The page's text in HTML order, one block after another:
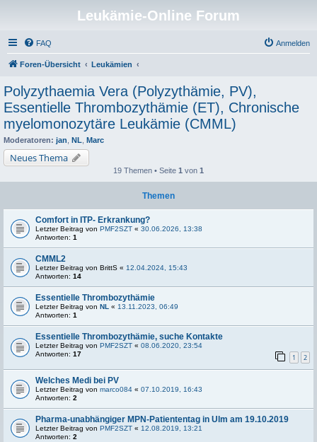
Leukämie-Online Forum
FAQ Anmelden
Foren-Übersicht Leukämien
Polyzythaemia Vera (Polyzythämie, PV),
Essentielle Thrombozythämie (ET), Chronische
myelomonozytäre Leukämie (CMML)
Moderatoren: jan NL Marc
Neues Thema
19 Themen • Seite 1 von 1
Themen
Comfort in ITP- Erkrankung?
Letzter Beitrag von PMF2SZT « 30.06.2026, 13:38
Antworten: 1
CMML2
Letzter Beitrag von BrittS « 12.04.2024, 15:43
Antworten: 14
Essentielle Thrombozythämie
Letzter Beitrag von NL « 13.11.2023, 06:49
Antworten: 1
Essentielle Thrombozythämie, suche Kontakte
Letzter Beitrag von PMF2SZT « 08.06.2020, 23:54
Antworten: 17 1 2
Welches Medi bei PV
Letzter Beitrag von marco084 « 07.10.2019, 16:43
Antworten: 2
Pharma-unabhängiger MPN-Patiententag in Ulm am 19.10.2019
Letzter Beitrag von PMF2SZT « 12.08.2019, 13:21
Antworten: 2